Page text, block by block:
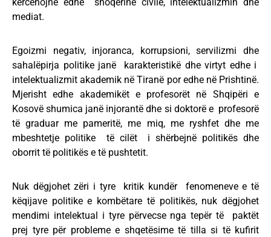
kërcënojnë edhe shoqërinë civile, intelektualizmin dhe
mediat.
Egoizmi negativ, injoranca, korrupsioni, servilizmi dhe
sahalëpirja politike janë karakteristikë dhe virtyt edhe i
intelektualizmit akademik në Tiranë por edhe në Prishtinë.
Mjerisht edhe akademikët e profesorët në Shqipëri e
Kosovë shumica janë injorantë dhe si doktorë e profesorë
të graduar me pameritë, me miq, me ryshfet dhe me
mbeshtetje politike të cilët i shërbejnë politikës dhe
oborrit të politikës e të pushtetit.
Nuk dëgjohet zëri i tyre kritik kundër fenomeneve e të
këqijave politike e kombëtare të politikës, nuk dëgjohet
mendimi intelektual i tyre përvecse nga tepër të paktët
prej tyre për probleme e shqetësime të tilla si të kufirit